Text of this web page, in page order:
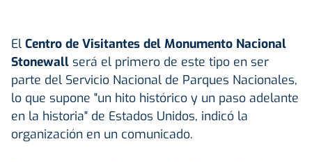
El Centro de Visitantes del Monumento Nacional
Stonewall será el primero de este tipo en ser
parte del Servicio Nacional de Parques Nacionales,
lo que supone "un hito histórico y un paso adelante
en la historia" de Estados Unidos, indicó la
organización en un comunicado.